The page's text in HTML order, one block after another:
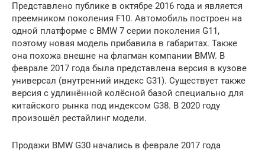
Представлено публике в октябре 2016 года и является
преемником поколения F10. Автомобиль построен на
одной платформе с BMW 7 серии поколения G11,
поэтому новая модель прибавила в габаритах. Также
она похожа внешне на флагман компании BMW. В
феврале 2017 года была представлена версия в кузове
универсал (внутренний индекс G31). Существует также
версия с удлинённой колёсной базой специально для
китайского рынка под индексом G38. В 2020 году
произошёл рестайлинг модели.
Продажи BMW G30 начались в феврале 2017 года